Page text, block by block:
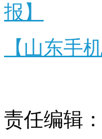
报】
【山东手
责任编辑